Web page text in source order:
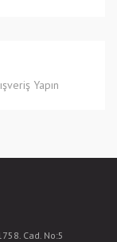
Yapın
Cad. No:5